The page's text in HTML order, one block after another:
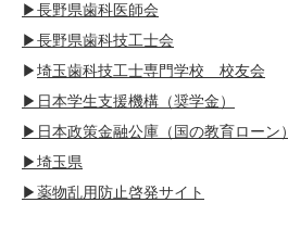
▶長野県歯科医師会
▶長野県歯科技工士会
▶埼玉歯科技工士専門学校 校友会
▶日本学生支援機構（奨学金）
▶日本政策金融公庫（国の教育ローン）
▶埼玉県
▶薬物乱用防止啓発サイト